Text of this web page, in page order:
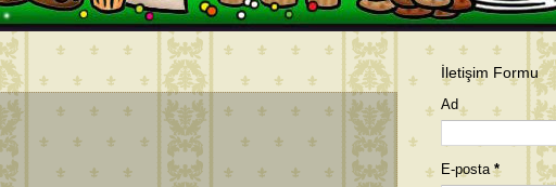
İletişim Formu
Ad
E-posta*